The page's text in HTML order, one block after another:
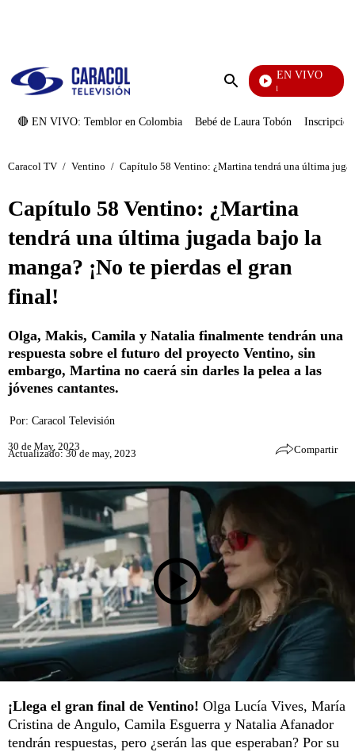
Enviar
EN VIVO
Noticias Caracol
🔴 EN VIVO: Temblor en Colombia Bebé de Laura Tobón
Caracol TV / Ventino / Capítulo 58 Ventino: ¿Martina tendrá una última
Capítulo 58 Ventino: ¿Martina
tendrá una última jugada bajo la
manga? ¡No te pierdas el gran
final!
Olga, Makis, Camila y Natalia finalmente tendrán una
respuesta sobre el futuro del proyecto Ventino, sin
embargo, Martina no caerá sin darles la pelea a las
jóvenes cantantes.
Por: Caracol Televisión
30 de May, 2023
Actualizado: 30 de may, 2023 Compartir
¡Llega el gran final de Ventino! Olga Lucía Vives, María
Cristina de Angulo, Camila Esguerra y Natalia Afanador
tendrán respuestas, pero ¿serán las que esperaban? Por su